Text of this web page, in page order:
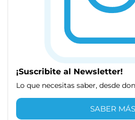
¡Suscribite al Newsletter!
Lo que necesitas saber, desde
SABER MÁS